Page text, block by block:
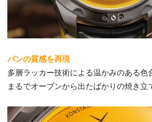
パンの質感を再現
多層ラッカー技術による温かみのある色
まるでオーブンから出たばかりの焼き立